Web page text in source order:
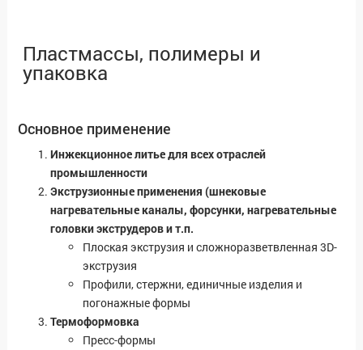
Пластмассы, полимеры и
упаковка
Основное применение
Инжекционное литье для всех отраслей
промышленности
Экструзионные применения (шнековые
нагревательные каналы, форсунки, нагревательные
головки экструдеров и т.п.
Плоская экструзия и сложноразветвленная 3D-
экструзия
Профили, стержни, единичные изделия и
погонажные формы
Термоформовка
Пресс-формы